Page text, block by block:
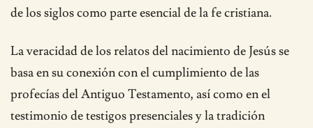
de los siglos como parte esencial de la fe cristiana.
La veracidad de los relatos del nacimiento de Jesús se
basa en su conexión con el cumplimiento de las
profecías del Antiguo Testamento, así como en el
testimonio de testigos presenciales y la tradición